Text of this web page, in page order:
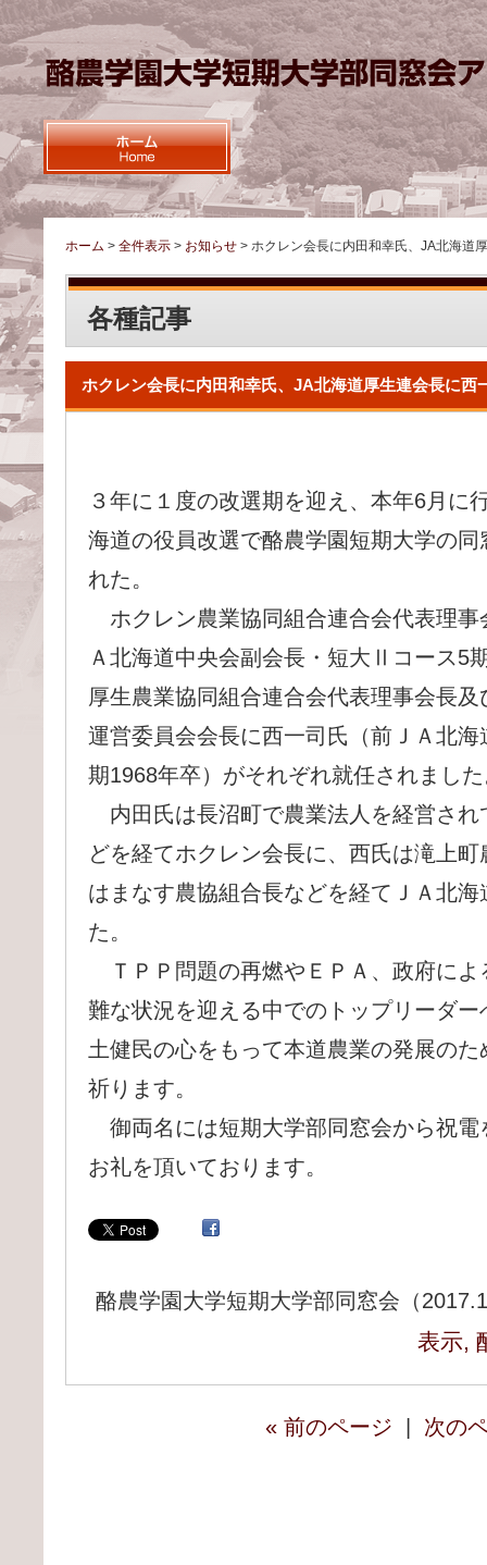
ホーム > 全件表示 > お知らせ > ホクレン会長に内田和幸氏、JA北海道
各種記事
ホクレン会長に内田和幸氏、JA北海道厚生連会長に西
３年に１度の改選期を迎え、本年6月に
海道の役員改選で酪農学園短期大学の
れた。
ホクレン農業協同組合連合会代表理事
Ａ北海道中央会副会長・短大Ⅱコース5
厚生農業協同組合連合会代表理事会長
運営委員会会長に西一司氏（前ＪＡ北
期1968年卒）がそれぞれ就任されまし
内田氏は長沼町で農業法人を経営され
どを経てホクレン会長に、西氏は滝上
はまなす農協組合長などを経てＪＡ北
た。
ＴＰＰ問題の再燃やＥＰＡ、政府によ
難な状況を迎える中でのトップリーダ
土健民の心をもって本道農業の発展の
祈ります。
御両名には短期大学部同窓会から祝電
お礼を頂いております。
酪農学園大学短期大学部同窓会（
表示,
« 前のページ 次の